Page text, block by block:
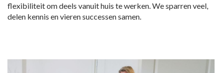
flexibiliteit om deels vanuit huis te werken. We sparren veel,
delen kennis en vieren successen samen.